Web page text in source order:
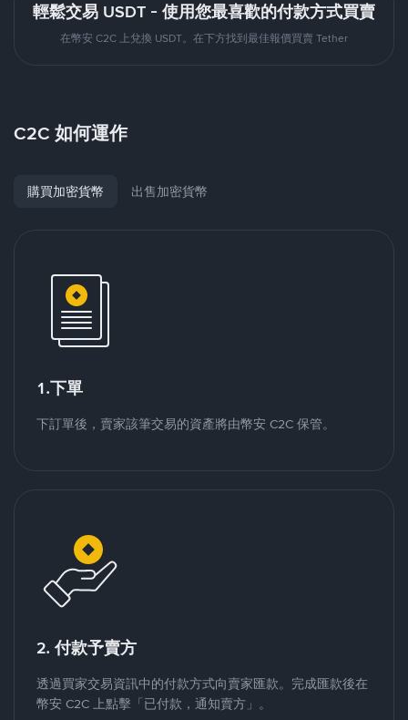
輕鬆交易 USDT - 使用您最喜歡的付款方式買賣
在幣安 C2C 上兌換 USDT。在下方找到最佳報價買賣 Tether
C2C 如何運作
購買加密貨幣 出售加密貨幣
1.下單
下訂單後，賣家該筆交易的資產將由幣安 C2C 保管。
2. 付款予賣方
透過買家交易資訊中的付款方式向賣家匯款。完成匯款後在
幣安 C2C 上點擊「已付款，通知賣方」。